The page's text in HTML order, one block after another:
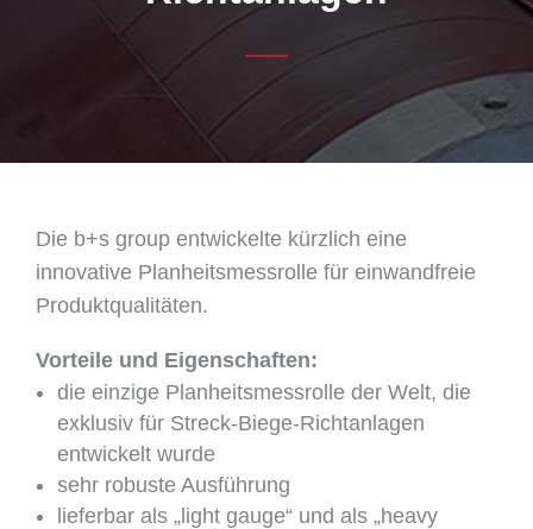
Die b+s group entwickelte kürzlich eine
innovative Planheitsmessrolle für einwandfreie
Produktqualitäten.
Vorteile und Eigenschaften:
die einzige Planheitsmessrolle der Welt, die
exklusiv für Streck-Biege-Richtanlagen
entwickelt wurde
sehr robuste Ausführung
lieferbar als „light gauge“ und als „heavy